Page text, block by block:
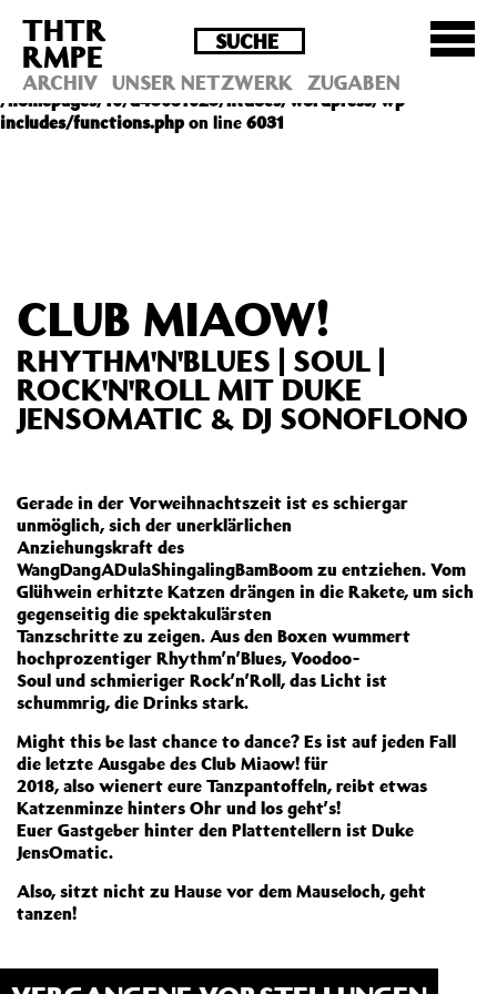
Deprecated : Die Funktion post_permalink ist seit
Version 4.4.0 veraltet! Verwende stattdessen
get_permalink(). in
/homepages/10/d43051023/htdocs/wordpress/wp-
includes/functions.phpon line 6031
THTR
RMPE
ARCHIV UNSER NETZWERK ZUGABEN
CLUB MIAOW!
RHYTHM'N'BLUES | SOUL |
ROCK'N'ROLL MIT DUKE
JENSOMATIC & DJ SONOFLONO
Gerade in der Vorweihnachtszeit ist es schiergar
unmöglich, sich der unerklärlichen
Anziehungskraft des
WangDangADulaShingalingBamBoom zu entziehen. Vom
Glühwein erhitzte Katzen drängen in die Rakete, um sich
gegenseitig die spektakulärsten
Tanzschritte zu zeigen. Aus den Boxen wummert
hochprozentiger Rhythm’n’Blues, Voodoo-
Soul und schmieriger Rock’n’Roll, das Licht ist
schummrig, die Drinks stark.
Might this be last chance to dance? Es ist auf jeden Fall
die letzte Ausgabe des Club Miaow! für
2018, also wienert eure Tanzpantoffeln, reibt etwas
Katzenminze hinters Ohr und los geht’s!
Euer Gastgeber hinter den Plattentellern ist Duke
JensOmatic.
Also, sitzt nicht zu Hause vor dem Mauseloch, geht
tanzen!